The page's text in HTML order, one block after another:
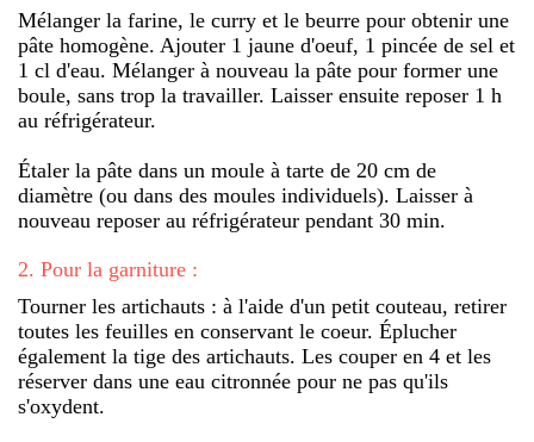
Mélanger la farine, le curry et le beurre pour obtenir une
pâte homogène. Ajouter 1 jaune d'oeuf, 1 pincée de sel et
1 cl d'eau. Mélanger à nouveau la pâte pour former une
boule, sans trop la travailler. Laisser ensuite reposer 1 h
au réfrigérateur.
Étaler la pâte dans un moule à tarte de 20 cm de
diamètre (ou dans des moules individuels). Laisser à
nouveau reposer au réfrigérateur pendant 30 min.
2. Pour la garniture :
Tourner les artichauts : à l'aide d'un petit couteau, retirer
toutes les feuilles en conservant le coeur. Éplucher
également la tige des artichauts. Les couper en 4 et les
réserver dans une eau citronnée pour ne pas qu'ils
s'oxydent.